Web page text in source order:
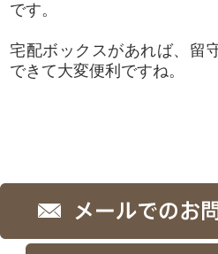
です。
宅配ボックスがあれば、留
できて大変便利ですね。